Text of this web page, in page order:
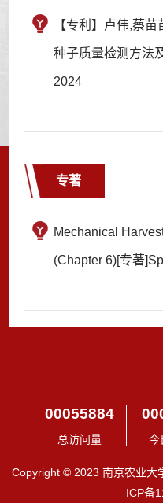
【专利】卢伟,蔡
种子质量检测方法
2024
专著
Mechanical
(Chapter 6)[专著
00055884
总访问量 今
Copyright © 2023 南京农业
ICP备